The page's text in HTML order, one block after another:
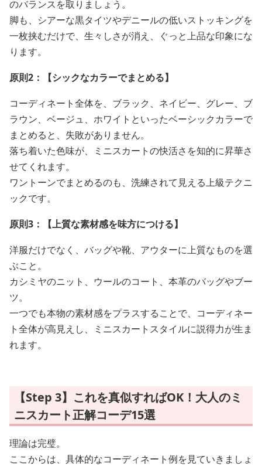
のバランスを取りましょう。
脚も、シアーな黒タイツやデニールの低いストッキングを
一枚挟むだけで、生々しさが消え、ぐっと上品な印象にな
ります。
原則2：【シックなカラーでまとめる】
コーディネート全体を、ブラック、ネイビー、グレー、ブ
ラウン、ベージュ、ホワイトといったベーシックカラーで
まとめると、失敗がありません。
落ち着いた色味が、ミニスカートの快活さを知的に昇華さ
せてくれます。
ワントーンでまとめるのも、洗練されて見える上級テクニ
ックです。
原則3：【上質な素材感を味方につける】
洋服だけでなく、バッグや靴、アウターに上質なものを選
ぶこと。
カシミヤのニット、ウールのコート、本革のバッグやブー
ツ。
一つでも本物の素材感をプラスすることで、コーディネー
ト全体が高見えし、ミニスカートスタイルに説得力が生ま
れます。
【Step 3】これを真似すればOK！大人のミ
ニスカート正解コーデ15選
理論は完璧。
ここからは、具体的なコーディネート例を見ていきましょ